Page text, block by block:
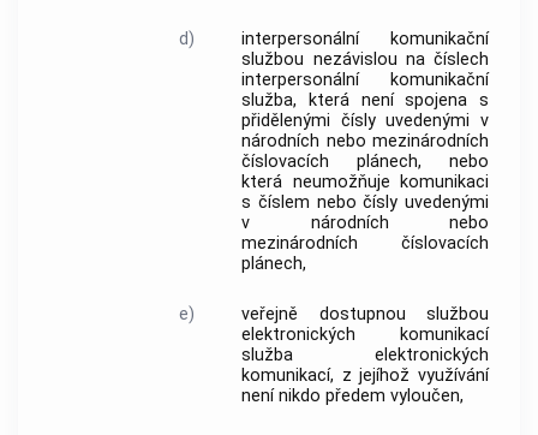
d)
interpersonální komunikační
službou nezávislou na číslech
interpersonální komunikační
služba, která není spojena s
přidělenými čísly uvedenými v
národních nebo mezinárodních
číslovacích plánech, nebo
která neumožňuje komunikaci
s číslem nebo čísly uvedenými
v národních nebo
mezinárodních číslovacích
plánech,
e) veřejně dostupnou službou
elektronických komunikací
služba elektronických
komunikací, z jejíhož využívání
není nikdo předem vyloučen,